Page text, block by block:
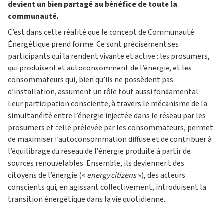
devient un bien partagé au bénéfice de toute la
communauté.
C’est dans cette réalité que le concept de Communauté
Énergétique prend forme. Ce sont précisément ses
participants qui la rendent vivante et active : les prosumers,
qui produisent et autoconsomment de l’énergie, et les
consommateurs qui, bien qu’ils ne possèdent pas
d’installation, assument un rôle tout aussi fondamental.
Leur participation consciente, à travers le mécanisme de la
simultanéité entre l’énergie injectée dans le réseau par les
prosumers et celle prélevée par les consommateurs, permet
de maximiser l’autoconsommation diffuse et de contribuer à
l’équilibrage du réseau de l’énergie produite à partir de
sources renouvelables. Ensemble, ils deviennent des
citoyens de l’énergie (« energy citizens»), des acteurs
conscients qui, en agissant collectivement, introduisent la
transition énergétique dans la vie quotidienne.